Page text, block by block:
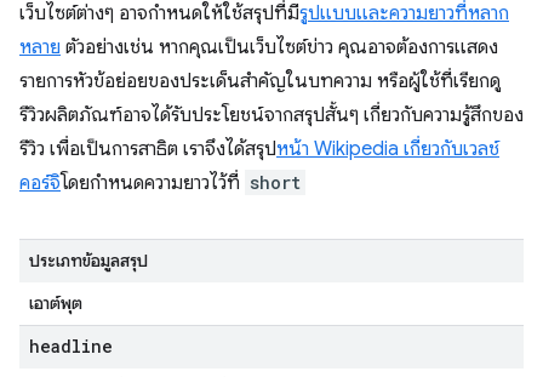
เว็บไซต์ต่างๆ อาจกำหนดให้ใช้สรุปที่มีรูปแบบและความยาวที่หลาก
หลาย ตัวอย่างเช่น หากคุณเป็นเว็บไซต์ข่าว คุณอาจต้องการแสดง
รายการหัวข้อย่อยของประเด็นสำคัญในบทความ หรือผู้ใช้ที่เรียกดู
รีวิวผลิตภัณฑ์อาจได้รับประโยชน์จากสรุปสั้นๆ เกี่ยวกับความรู้สึกของ
รีวิว เพื่อเป็นการสาธิต เราจึงได้สรุปหน้า Wikipedia เกี่ยวกับเวลช์
คอร์จิโดยกำหนดความยาวไว้ที่ short
ประเภทข้อมูลสรุป
เอาต์พุต
headline